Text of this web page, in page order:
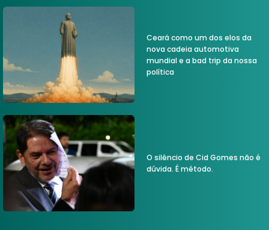
Ceará como um dos elos da
nova cadeia automotiva
mundial e a bad trip da nossa
política
O silêncio de Cid Gomes não é
dúvida. É método.